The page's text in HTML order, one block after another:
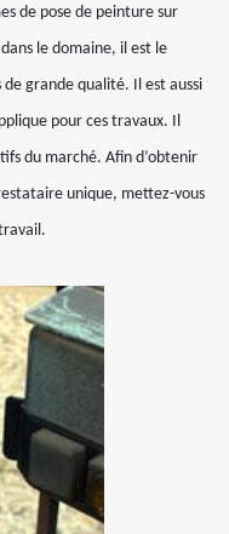
de pose de peinture sur
le domaine, il est le
grande qualité. Il est aussi
pour ces travaux. Il
du marché. Afin d’obtenir
unique, mettez-vous